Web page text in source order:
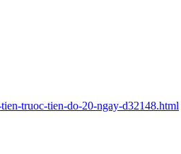
truoc-tien-do-20-ngay-d32148.html